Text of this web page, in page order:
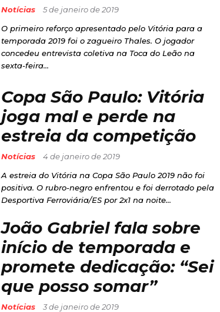
Notícias
5 de janeiro de 2019
O primeiro reforço apresentado pelo Vitória para a
temporada 2019 foi o zagueiro Thales. O jogador
concedeu entrevista coletiva na Toca do Leão na
sexta-feira...
Copa São Paulo: Vitória
joga mal e perde na
estreia da competição
Notícias
4 de janeiro de 2019
A estreia do Vitória na Copa São Paulo 2019 não foi
positiva. O rubro-negro enfrentou e foi derrotado pela
Desportiva Ferroviária/ES por 2x1 na noite...
João Gabriel fala sobre
início de temporada e
promete dedicação: “Sei
que posso somar”
Notícias
3 de janeiro de 2019